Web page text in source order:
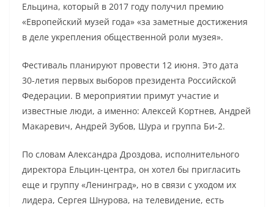
Ельцина, который в 2017 году получил премию
«Европейский музей года» «за заметные достижения
в деле укрепления общественной роли музея».
Фестиваль планируют провести 12 июня. Это дата
30-летия первых выборов президента Российской
Федерации. В мероприятии примут участие и
известные люди, а именно: Алексей Кортнев, Андрей
Макаревич, Андрей Зубов, Шура и группа Би-2.
По словам Александра Дроздова, исполнительного
директора Ельцин-центра, он хотел бы пригласить
еще и группу «Ленинград», но в связи с уходом их
лидера, Сергея Шнурова, на телевидение, есть